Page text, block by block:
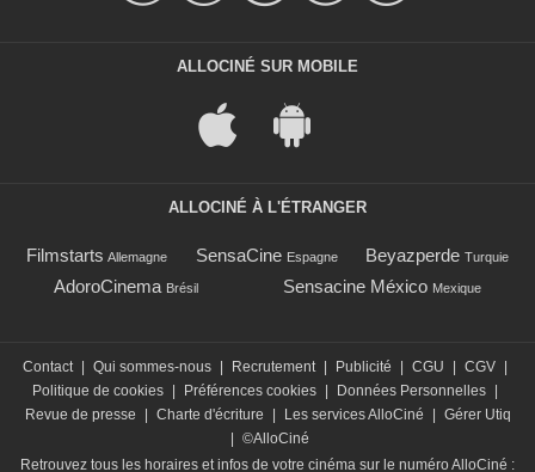
ALLOCINÉ SUR MOBILE
ALLOCINÉ À L'ÉTRANGER
Filmstarts Allemagne SensaCine Espagne Beyazperde Turquie
AdoroCinema Brésil Sensacine México Mexique
Contact Qui sommes-nous Recrutement Publicité CGU CGV
Politique de cookies
Préférences cookies Données Personnelles
Revue de presse
Charte d'écriture Les services AlloCiné
Gérer Utiq
©AlloCiné
Retrouvez tous les horaires et infos de votre cinéma sur le numéro AlloCiné :